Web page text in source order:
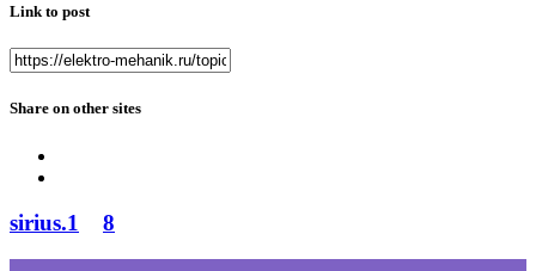
Link to post
Share on other sites
sirius.1 8